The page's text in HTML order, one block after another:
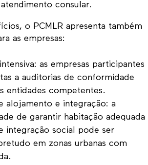
consular.
o PCMLR apresenta também
as empresas:
as empresas participantes
a auditorias de conformidade
entidades competentes.
alojamento e integração: a
de garantir habitação adequada
integração social pode ser
em zonas urbanas com